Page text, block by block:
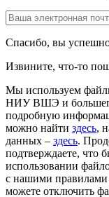
Спасибо, вы
Извините, что-то
Мы используем
НИУ ВШЭ и большего
подробную
можно найти здесь,
данных – здесь.
подтверждаете, что
использовании
с нашими
можете отключить